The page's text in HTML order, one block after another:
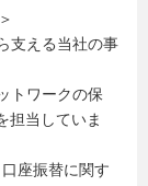
支える当社の事
トワークの保
担当していま
座振替に関す